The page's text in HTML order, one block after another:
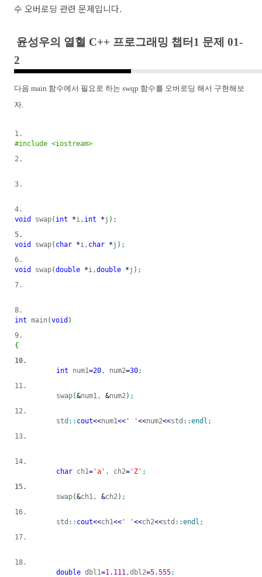
수 오버로딩 관련 문제입니다.
윤성우의 열혈 C++ 프로그래밍 챕터1 문제 01-
2
다음 main 함수에서 필요로 하는 swqp 함수를 오버로딩 해서 구현해보
자.
#include <iostream>
void swap( int *i, int *j ) ;
void swap( char *i, char *j ) ;
void swap(double *i,double *j ) ;
int main(void )
{
int num1=20, num2=30;
	swap
(&num1, &num2) ;
	std
:: cout<<num1<< ' '<<num2<<std ::endl ;
char ch1= 'a' , ch2= 'Z' ;
	swap
(&ch1, &ch2) ;
	std
:: cout<<ch1<< ' '<<ch2<<std ::endl ;
double dbl1=1.111,dbl2=5.555;